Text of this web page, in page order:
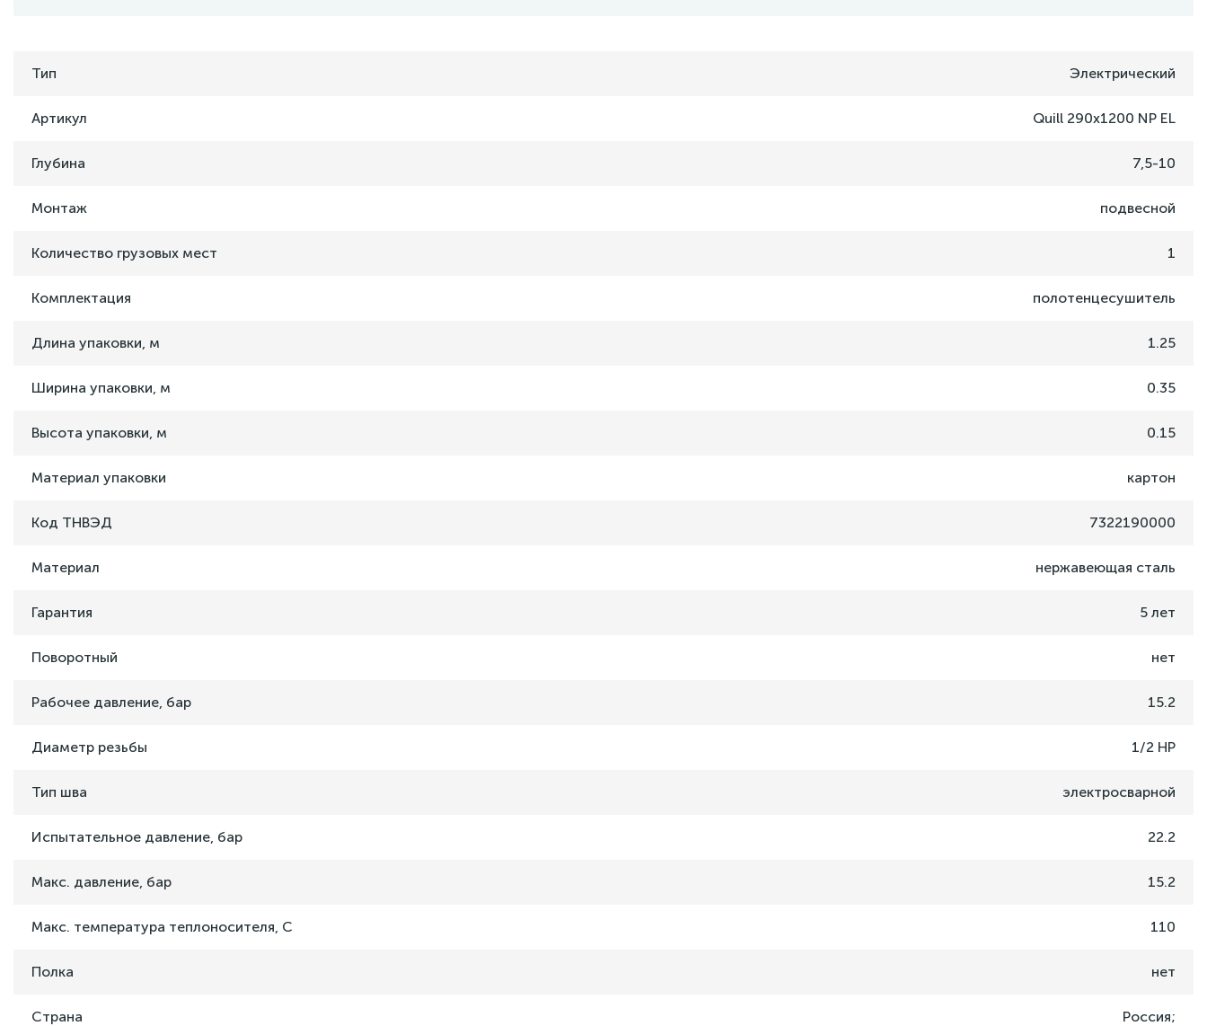
Тип Электрический
Артикул Quill 290x1200 NP EL
Глубина 7,5-10
Монтаж подвесной
Количество грузовых мест 1
Комплектация полотенцесушитель
Длина упаковки, м 1.25
Ширина упаковки, м 0.35
Высота упаковки, м 0.15
Материал упаковки картон
Код ТНВЭД 7322190000
Материал нержавеющая сталь
Гарантия 5 лет
Поворотный нет
Рабочее давление, бар 15.2
Диаметр резьбы 1/2 НР
Тип шва электросварной
Испытательное давление, бар 22.2
Макс. давление, бар 15.2
Макс. температура теплоносителя, C 110
Полка нет
Страна Россия;